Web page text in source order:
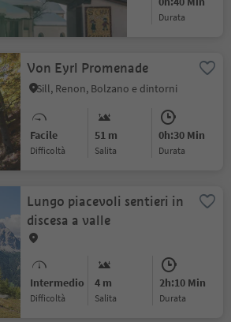
Difficoltà Salita durata
Von Eyrl Promenade
Sill, Renon, Bolzano e dintorni
Facile
Difficoltà
51 m
Salita
0h:30 Min
durata
Lungo piacevoli sentieri in
discesa a valle
Intermedio
Difficoltà
4 m
Salita
2h:10 Min
durata